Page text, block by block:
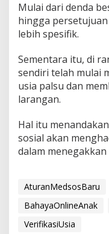
Mulai dari denda
hingga
lebih spesifik.
Sementara itu, di
sendiri telah mulai
usia palsu dan
larangan.
Hal itu
sosial akan
dalam
AturanMedsosBaru
BahayaOnlineAnak
VerifikasiUsia